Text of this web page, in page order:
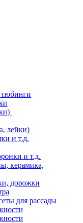
лейки)
и т.д.
и т.д.
керамика,
дорожки
для рассады